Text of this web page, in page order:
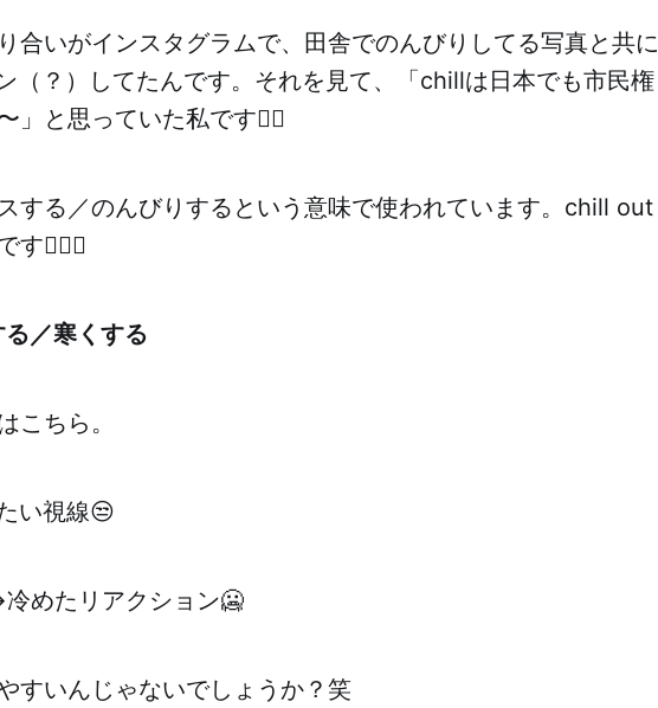
合いがインスタグラムで、田舎でのんびりしてる写真と共に
（？）してたんです。それを見て、「chillは日本でも市民権
」と思っていた私です👍🏻
する／のんびりするという意味で使われています。chill out
す🏄🏻‍♀️
／寒くする
こちら。
い視線😒
めたリアクション🥶
すいんじゃないでしょうか？笑